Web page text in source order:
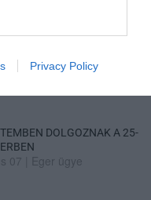
Privacy Policy
ILYEN ALACSONY AZ
07|Mindenki ügye
DOLGOZNAK A 25-
07 Eger ügye